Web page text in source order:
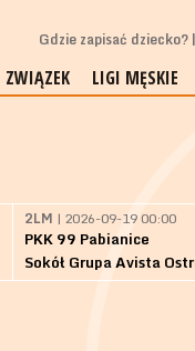
Gdzie zapisać dziecko?
ZWIĄZEK LIGI MĘSKIE
2LM | 2026-09-19 00:00
PKK 99 Pabianice